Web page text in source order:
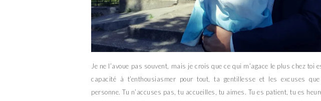
Je ne l’avoue pas souvent, mais je crois que ce qui m’agace le plus chez toi
capacité à t’enthousiasmer pour tout, ta gentillesse et les excuses
personne. Tu n’accuses pas, tu accueilles, tu aimes. Tu es patient, tu es